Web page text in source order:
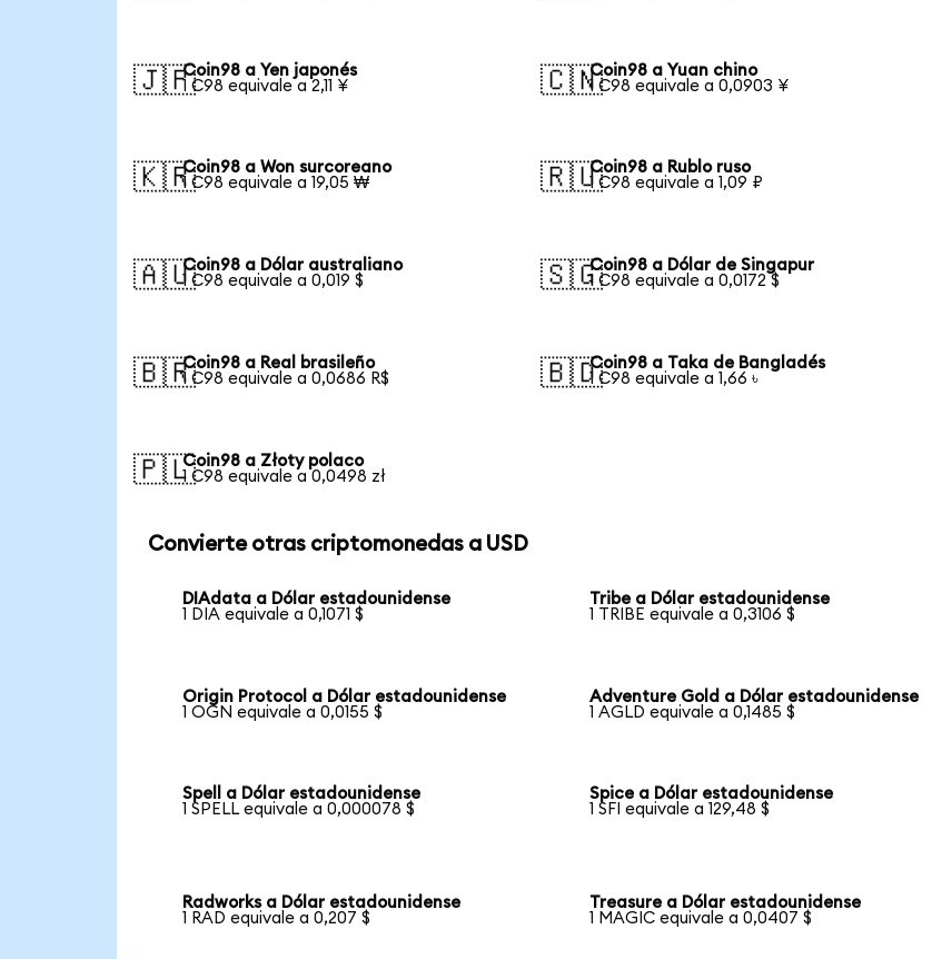
🇯🇵Coin98 a Yen japonés
1 C98 equivale a 2,11 ¥
🇨🇳Coin98 a Yuan chino
1 C98 equivale a 0,0903 ¥
🇰🇷Coin98 a Won surcoreano
1 C98 equivale a 19,05 ₩
🇷🇺Coin98 a Rublo ruso
1 C98 equivale a 1,09 ₽
🇦🇺Coin98 a Dólar australiano
1 C98 equivale a 0,019 $
🇸🇬Coin98 a Dólar de Singapur
1 C98 equivale a 0,0172 $
🇧🇷Coin98 a Real brasileño
1 C98 equivale a 0,0686 R$
🇧🇩Coin98 a Taka de Bangladés
1 C98 equivale a 1,66 ৳
🇵🇱Coin98 a Złoty polaco
1 C98 equivale a 0,0498 zł
Convierte otras criptomonedas a USD
DIAdata a Dólar estadounidense
1 DIA equivale a 0,1071 $
Tribe a Dólar estadounidense
1 TRIBE equivale a 0,3106 $
Origin Protocol a Dólar estadounidense
1 OGN equivale a 0,0155 $
Adventure Gold a Dólar estadounidense
1 AGLD equivale a 0,1485 $
Spell a Dólar estadounidense
1 SPELL equivale a 0,000078 $
Spice a Dólar estadounidense
1 SFI equivale a 129,48 $
Radworks a Dólar estadounidense
1 RAD equivale a 0,207 $
Treasure a Dólar estadounidense
1 MAGIC equivale a 0,0407 $